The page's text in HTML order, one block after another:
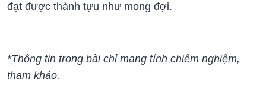
đạt được thành tựu như mong đợi.
*Thông tin trong bài chỉ mang tính chiêm nghiệm,
tham khảo.